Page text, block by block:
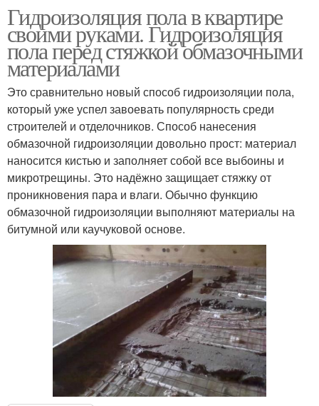
Гидроизоляция пола в квартире
своими руками. Гидроизоляция
пола перед стяжкой обмазочными
материалами
Это сравнительно новый способ гидроизоляции пола,
который уже успел завоевать популярность среди
строителей и отделочников. Способ нанесения
обмазочной гидроизоляции довольно прост: материал
наносится кистью и заполняет собой все выбоины и
микротрещины. Это надёжно защищает стяжку от
проникновения пара и влаги. Обычно функцию
обмазочной гидроизоляции выполняют материалы на
битумной или каучуковой основе.